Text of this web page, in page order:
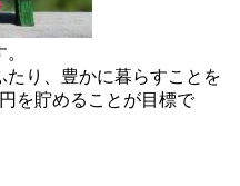
り、豊かに暮らすことを
を貯めることが目標で